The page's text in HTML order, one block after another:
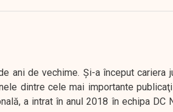
ani de vechime. Şi-a început
dintre cele mai importante
a intrat în anul 2018 în echipa